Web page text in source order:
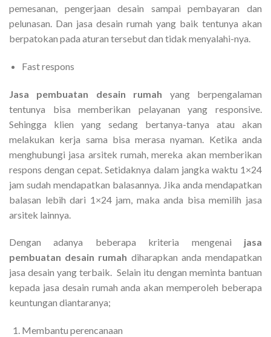
pemesanan, pengerjaan desain sampai pembayaran dan
pelunasan. Dan jasa desain rumah yang baik tentunya akan
berpatokan pada aturan tersebut dan tidak menyalahi-nya.
Fast respons
Jasa pembuatan desain rumah yang berpengalaman
tentunya bisa memberikan pelayanan yang responsive.
Sehingga klien yang sedang bertanya-tanya atau akan
melakukan kerja sama bisa merasa nyaman. Ketika anda
menghubungi jasa arsitek rumah, mereka akan memberikan
respons dengan cepat. Setidaknya dalam jangka waktu 1×24
jam sudah mendapatkan balasannya. Jika anda mendapatkan
balasan lebih dari 1×24 jam, maka anda bisa memilih jasa
arsitek lainnya.
Dengan adanya beberapa kriteria mengenai jasa
pembuatan desain rumah diharapkan anda mendapatkan
jasa desain yang terbaik. Selain itu dengan meminta bantuan
kepada jasa desain rumah anda akan memperoleh beberapa
keuntungan diantaranya;
Membantu perencanaan